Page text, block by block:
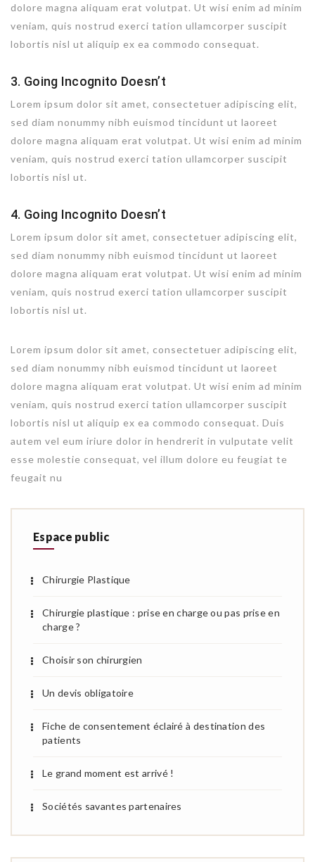
dolore magna aliquam erat volutpat. Ut wisi enim ad minim
veniam, quis nostrud exerci tation ullamcorper suscipit
lobortis nisl ut aliquip ex ea commodo consequat.
3. Going Incognito Doesn’t
Lorem ipsum dolor sit amet, consectetuer adipiscing elit,
sed diam nonummy nibh euismod tincidunt ut laoreet
dolore magna aliquam erat volutpat. Ut wisi enim ad minim
veniam, quis nostrud exerci tation ullamcorper suscipit
lobortis nisl ut.
4. Going Incognito Doesn’t
Lorem ipsum dolor sit amet, consectetuer adipiscing elit,
sed diam nonummy nibh euismod tincidunt ut laoreet
dolore magna aliquam erat volutpat. Ut wisi enim ad minim
veniam, quis nostrud exerci tation ullamcorper suscipit
lobortis nisl ut.
Lorem ipsum dolor sit amet, consectetuer adipiscing elit,
sed diam nonummy nibh euismod tincidunt ut laoreet
dolore magna aliquam erat volutpat. Ut wisi enim ad minim
veniam, quis nostrud exerci tation ullamcorper suscipit
lobortis nisl ut aliquip ex ea commodo consequat. Duis
autem vel eum iriure dolor in hendrerit in vulputate velit
esse molestie consequat, vel illum dolore eu feugiat te
feugait nu
Espace public
Chirurgie Plastique
Chirurgie plastique : prise en charge ou pas prise en
charge ?
Choisir son chirurgien
Un devis obligatoire
Fiche de consentement éclairé à destination des
patients
Le grand moment est arrivé !
Sociétés savantes partenaires